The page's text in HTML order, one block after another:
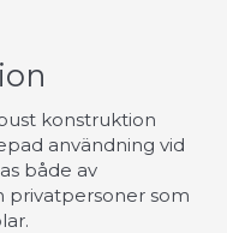
konstruktion
användning vid
både av
privatpersoner som